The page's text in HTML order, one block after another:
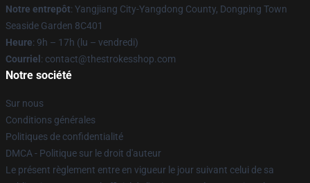
Notre entrepôt: Yangjiang City-Yangdong County, Dongping Town
Seaside Garden 8C401
Heure: 9h – 17h (lu – vendredi)
Courriel : contact@thestrokesshop.com
Notre société
Sur nous
Conditions générales
Politiques de confidentialité
DMCA - Politique sur le droit d'auteur
Le présent règlement entre en vigueur le jour suivant celui de sa